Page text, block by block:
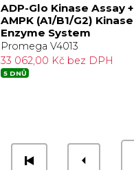
ADP-Glo Kinase Assay +
AMPK (A1/B1/G2) Kinase
Enzyme System
Promega V4013
33 062,00 Kč bez DPH
5 DNŮ